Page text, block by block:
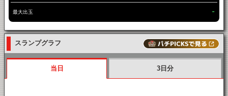
最大出玉 -
スランプグラフ
当日 3日分